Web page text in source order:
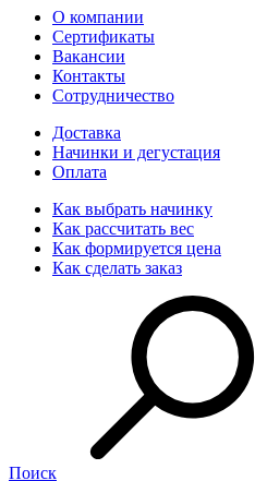
О компании
Сертификаты
Вакансии
Контакты
Сотрудничество
Доставка
Начинки и дегустация
Оплата
Как выбрать начинку
Как рассчитать вес
Как формируется цена
Как сделать заказ
Поиск